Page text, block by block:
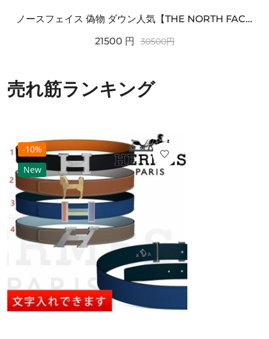
ノースフェイス 偽物 ダウン人気【THE NORTH FACE】M'S 7 SUMMIT HIM...
21500 円 30500円
売れ筋ランキング
-10%
New